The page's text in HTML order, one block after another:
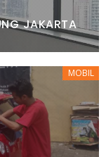
JAKARTA
MOBIL